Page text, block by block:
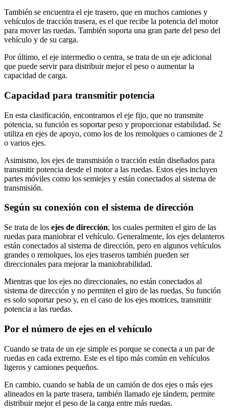
También se encuentra el eje trasero, que en muchos camiones y
vehículos de tracción trasera, es el que recibe la potencia del motor
para mover las ruedas. También soporta una gran parte del peso del
vehículo y de su carga.
Por último, el eje intermedio o centra, se trata de un eje adicional
que puede servir para distribuir mejor el peso o aumentar la
capacidad de carga.
Capacidad para transmitir potencia
En esta clasificación, encontramos el eje fijo, que no transmite
potencia, su función es soportar peso y proporcionar estabilidad. Se
utiliza en ejes de apoyo, como los de los remolques o camiones de 2
o varios ejes.
Asimismo, los ejes de transmisión o tracción están diseñados para
transmitir potencia desde el motor a las ruedas. Estos ejes incluyen
partes móviles como los semiejes y están conectados al sistema de
transmisión.
Según su conexión con el sistema de dirección
Se trata de los ejes de dirección, los cuales permiten el giro de las
ruedas para maniobrar el vehículo. Generalmente, los ejes delanteros
están conectados al sistema de dirección, pero en algunos vehículos
grandes o remolques, los ejes traseros también pueden ser
direccionales para mejorar la maniobrabilidad.
Mientras que los ejes no direccionales, no están conectados al
sistema de dirección y no permiten el giro de las ruedas. Su función
es solo soportar peso y, en el caso de los ejes motrices, transmitir
potencia a las ruedas.
Por el número de ejes en el vehículo
Cuando se trata de un eje simple es porque se conecta a un par de
ruedas en cada extremo. Este es el tipo más común en vehículos
ligeros y camiones pequeños.
En cambio, cuando se habla de un camión de dos ejes o más ejes
alineados en la parte trasera, también llamado eje tándem, permite
distribuir mejor el peso de la carga entre más ruedas.